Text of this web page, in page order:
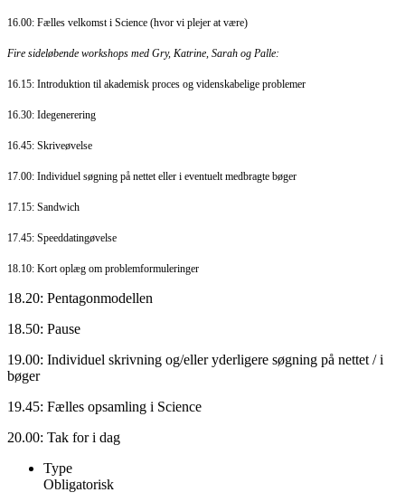
16.00: Fælles velkomst i Science (hvor vi plejer at være)
Fire sideløbende workshops med Gry, Katrine, Sarah og Palle:
16.15: Introduktion til akademisk proces og videnskabelige problemer
16.30: Idegenerering
16.45: Skriveøvelse
17.00: Individuel søgning på nettet eller i eventuelt medbragte bøger
17.15: Sandwich
17.45: Speeddatingøvelse
18.10: Kort oplæg om problemformuleringer
18.20: Pentagonmodellen
18.50: Pause
19.00: Individuel skrivning og/eller yderligere søgning på nettet / i
bøger
19.45: Fælles opsamling i Science
20.00: Tak for i dag
Type
Obligatorisk